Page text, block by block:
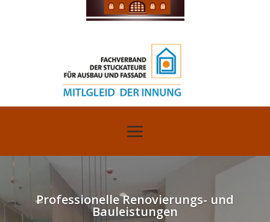
Professionelle Renovierungs- und
Bauleistungen